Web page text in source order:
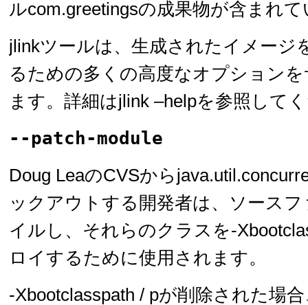
ルcom.greetingsの成果物が含まれ
jlinkツールは、生成されたイメージ
るための多くの高度なオプション
ます。詳細はjlink –helpを参照して
--patch-module
Doug LeaのCVSから
ックアウトする開発者は、ソース
イルし、それらのクラスを-
ロイするために使用されます。
-Xbootclasspath / pが削除された場